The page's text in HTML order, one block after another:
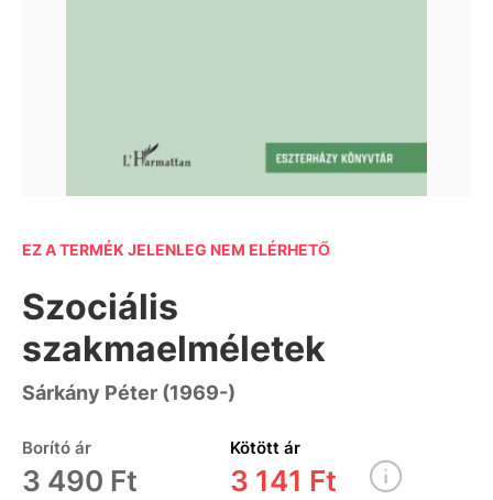
EZ A TERMÉK JELENLEG NEM ELÉRHETŐ
Szociális
szakmaelméletek
Sárkány Péter (1969-)
Borító ár
3 490 Ft
Kötött ár
3 141 Ft